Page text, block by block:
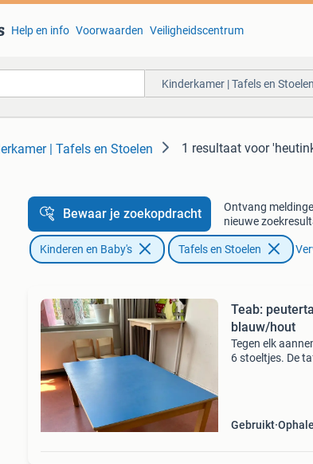
Help en info Voorwaarden Veiligheidscentrum
Kinderkamer | Tafels en Stoelen
| Tafels en Stoelen 1 resultaat voor
Bewaar je zoekopdracht
Ontvang
nieuwe
Kinderen en Baby's Tafels en Stoelen
Teab:
blauw/hout
Tegen elk
6 stoeltjes. De
Gebruikt